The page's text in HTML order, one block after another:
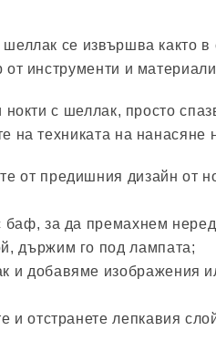
се извършва както в
инструменти и
с шеллак, просто
на техниката на нанасяне
от предишния дизайн от
баф, за да премахнем
държим го под лампата;
и добавяме изображения
и отстранете лепкавия